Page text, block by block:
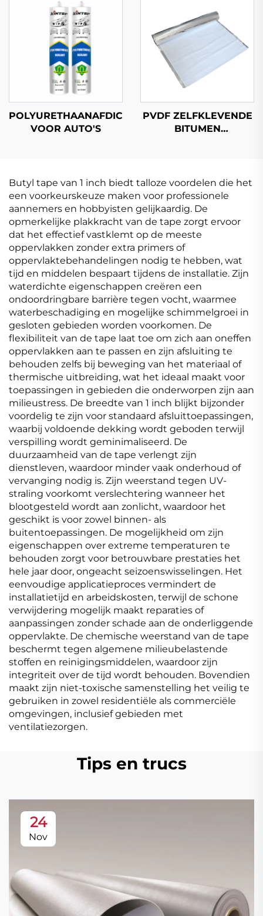
POLYURETHAANAFDICHTINGSMIDDEL
VOOR AUTO'S
PVDF ZELFKLEVENDE
BITUMEN
Butyl tape van 1 inch biedt talloze voordelen die het
een voorkeurskeuze maken voor professionele
aannemers en hobbyisten gelijkaardig. De
opmerkelijke plakkracht van de tape zorgt ervoor
dat het effectief vastklemt op de meeste
oppervlakken zonder extra primers of
oppervlaktebehandelingen nodig te hebben, wat
tijd en middelen bespaart tijdens de installatie. Zijn
waterdichte eigenschappen creëren een
ondoordringbare barrière tegen vocht, waarmee
waterbeschadiging en mogelijke schimmelgroei in
gesloten gebieden worden voorkomen. De
flexibiliteit van de tape laat toe om zich aan oneffen
oppervlakken aan te passen en zijn afsluiting te
behouden zelfs bij beweging van het materiaal of
thermische uitbreiding, wat het ideaal maakt voor
toepassingen in gebieden die onderworpen zijn aan
milieustress. De breedte van 1 inch blijkt bijzonder
voordelig te zijn voor standaard afsluittoepassingen,
waarbij voldoende dekking wordt geboden terwijl
verspilling wordt geminimaliseerd. De
duurzaamheid van de tape verlengt zijn
dienstleven, waardoor minder vaak onderhoud of
vervanging nodig is. Zijn weerstand tegen UV-
straling voorkomt verslechtering wanneer het
blootgesteld wordt aan zonlicht, waardoor het
geschikt is voor zowel binnen- als
buitentoepassingen. De mogelijkheid om zijn
eigenschappen over extreme temperaturen te
behouden zorgt voor betrouwbare prestaties het
hele jaar door, ongeacht seizoenswisselingen. Het
eenvoudige applicatieproces vermindert de
installatietijd en arbeidskosten, terwijl de schone
verwijdering mogelijk maakt reparaties of
aanpassingen zonder schade aan de onderliggende
oppervlakte. De chemische weerstand van de tape
beschermt tegen algemene milieubelastende
stoffen en reinigingsmiddelen, waardoor zijn
integriteit over de tijd wordt behouden. Bovendien
maakt zijn niet-toxische samenstelling het veilig te
gebruiken in zowel residentiële als commerciële
omgevingen, inclusief gebieden met
ventilatiezorgen.
Tips en trucs
24
Nov